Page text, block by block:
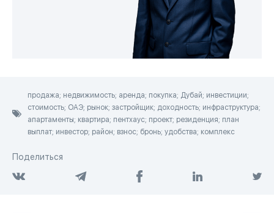
продажа; недвижимость; аренда; покупка; Дубай; инвестиции;
стоимость; ОАЭ; рынок; застройщик; доходность; инфраструктура;
апартаменты; квартира; пентхаус; проект; резиденция; план
выплат; инвестор; район; взнос; бронь; удобства; комплекс
Поделиться